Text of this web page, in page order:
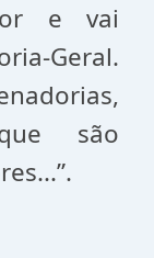
e vai
Geral.
são